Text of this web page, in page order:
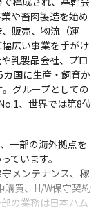
や畜肉製造を始め
販売、物流（運
広い事業を手がけ
乳製品会社、プロ
国に生産・飼育か
グループとしての
、世界では第8位
一部の海外拠点を
ています。
メンテナンス、稼
購買、H/W保守契約
の業務は日本ハム